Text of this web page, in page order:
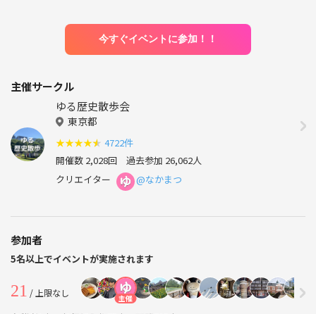
今すぐイベントに参加！！
主催サークル
ゆる歴史散歩会
東京都
★★★★★ 4722件
開催数 2,028回 過去参加 26,062人
クリエイター
@なかまつ
参加者
5名以上でイベントが実施されます
21 / 上限なし 主催